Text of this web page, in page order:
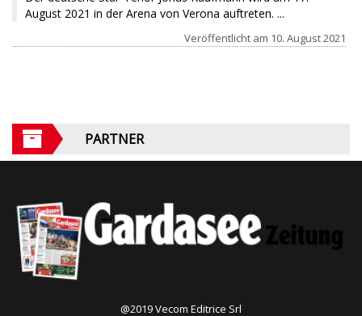
August 2021 in der Arena von Verona auftreten. ...
Veröffentlicht am 10. August 2021
PARTNER
@2019 Vecom Editrice Srl